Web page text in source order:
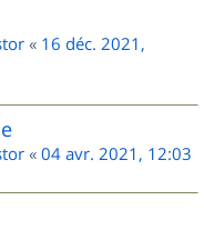
« 16 déc. 2021,
« 04 avr. 2021, 12:03